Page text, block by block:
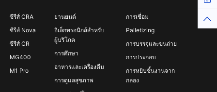
ซีรีส์ CRA
ซีรีส์ Nova
ซีรีส์ CR
MG400
M1 Pro
ยานยนต์
อิเล็กทรอนิกส์สำหรับ
ผู้บริโภค
การศึกษา
อาหารและเครื่องดื่ม
การดูแลสุขภาพ
การเชื่อม
Palletizing
การบรรจุและขนถ่าย
การประกอบ
การหยิบชิ้นงานจาก
กล่อง
Top